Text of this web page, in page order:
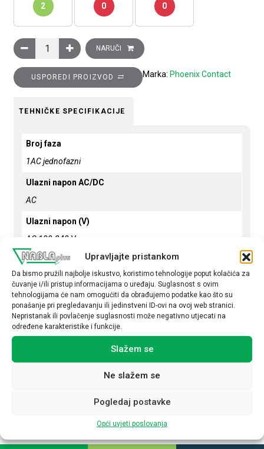
Upravljajte pristankom
Da bismo pružili najbolje iskustvo, koristimo tehnologije poput kolačića za
čuvanje i/ili pristup informacijama o uređaju. Suglasnost s ovim
tehnologijama će nam omogućiti da obrađujemo podatke kao što su
ponašanje pri pregledavanju ili jedinstveni ID-ovi na ovoj web stranici.
Nepristanak ili povlačenje suglasnosti može negativno utjecati na
određene karakteristike i funkcije.
Slažem se
Ne slažem se
Pogledaj postavke
Opći uvjeti poslovanja
2 0 0
Ispravljač UNO POWER, ulaz: 1 faza, izlaz: 24 V DC/60 W, za
NARUČI
USPOREDI PROIZVOD Marka: Phoenix Contact
TEHNIČKE SPECIFIKACIJE
Broj faza
1AC jednofazni
Ulazni napon AC/DC
AC
Ulazni napon (V)
AC 100-240 V
Podesivi izlazni napon
Ne
Izlazni napon (V DC)
24
Izlazna struja (A)